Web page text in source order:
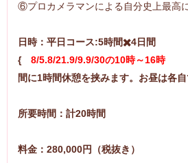
⑥プロカメラマンによる自分史上最高
日時：平日 コース:5時間✖️4日間
{ 8/5.8/21.9/9.9/30の10時～16時
間に1時間休憩を挟みます。 お昼は各自
所要時間：計20時間
料金：280,000円（税抜き）